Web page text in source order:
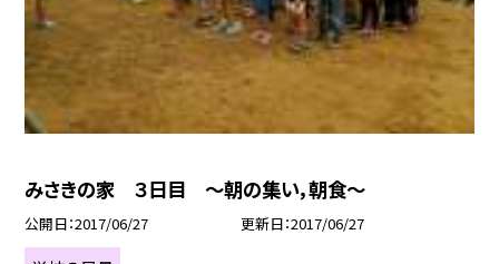
みさきの家 ３日目 〜朝の集い，朝食〜
公開日 2017/06/27 更新日 2017/06/27